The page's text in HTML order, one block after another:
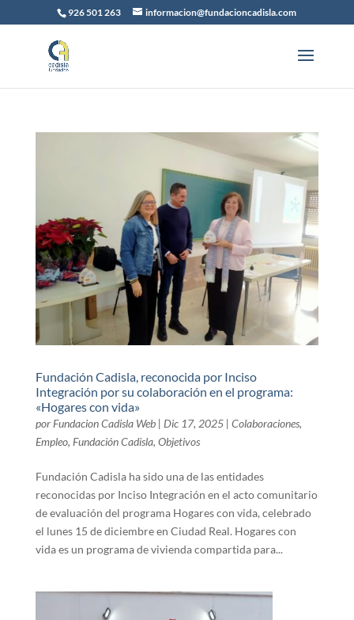
926 501 263 informacion@fundacioncadisla.com
Fundación Cadisla, reconocida por Inciso
Integración por su colaboración en el programa:
«Hogares con vida»
por Fundacion Cadisla Web| Dic 17, 2025| Colaboraciones,
Empleo, Fundación Cadisla, Objetivos
Fundación Cadisla ha sido una de las entidades
reconocidas por Inciso Integración en el acto comunitario
de evaluación del programa Hogares con vida, celebrado
el lunes 15 de diciembre en Ciudad Real. Hogares con
vida es un programa de vivienda compartida para...